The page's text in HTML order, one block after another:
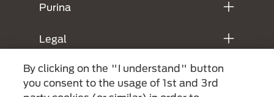
Purina
Legal
By clicking on the "I understand" button
you consent to the usage of 1st and 3rd